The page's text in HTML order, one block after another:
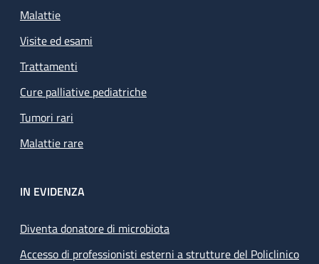
Malattie
Visite ed esami
Trattamenti
Cure palliative pediatriche
Tumori rari
Malattie rare
IN EVIDENZA
Diventa donatore di microbiota
Accesso di professionisti esterni a strutture del Policlinico